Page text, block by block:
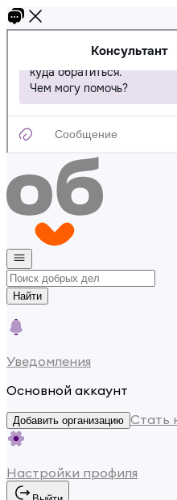
Найти
Уведомления
Основной аккаунт
Добавить организацию Стать
Настройки профиля